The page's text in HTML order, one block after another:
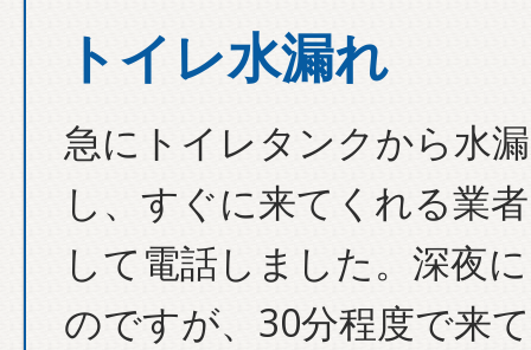
トイレ水漏れ
急にトイレタンクから水
し、すぐに来てくれる業
して電話しました。深夜
のですが、30分程度で来